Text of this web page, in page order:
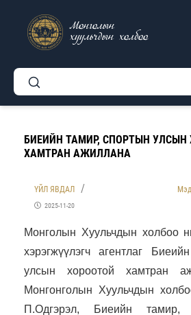
Монголын
хуульчдын холбоо
БИЕИЙН ТАМИР, СПОРТЫН УЛСЫН
ХАМТРАН АЖИЛЛАНА
ҮЙЛ ЯВДАЛ
2025-11-20
Монголын Хуульчдын холбоо
хэрэгжүүлэгч агентлаг
улсын хороотой хамтран
Монгонголын Хуульчдын
П.Одгэрэл, Биеийн тамир,